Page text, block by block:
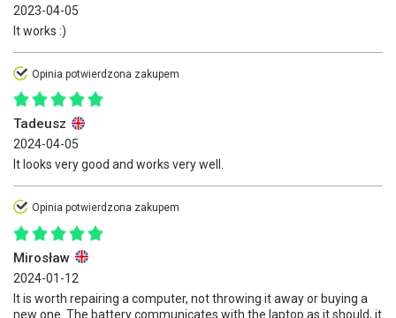
2023-04-05
It works :)
Opinia potwierdzona zakupem
Tadeusz
2024-04-05
It looks very good and works very well.
Opinia potwierdzona zakupem
Mirosław
2024-01-12
It is worth repairing a computer, not throwing it away or buying a
new one. The battery communicates with the laptop as it should, it